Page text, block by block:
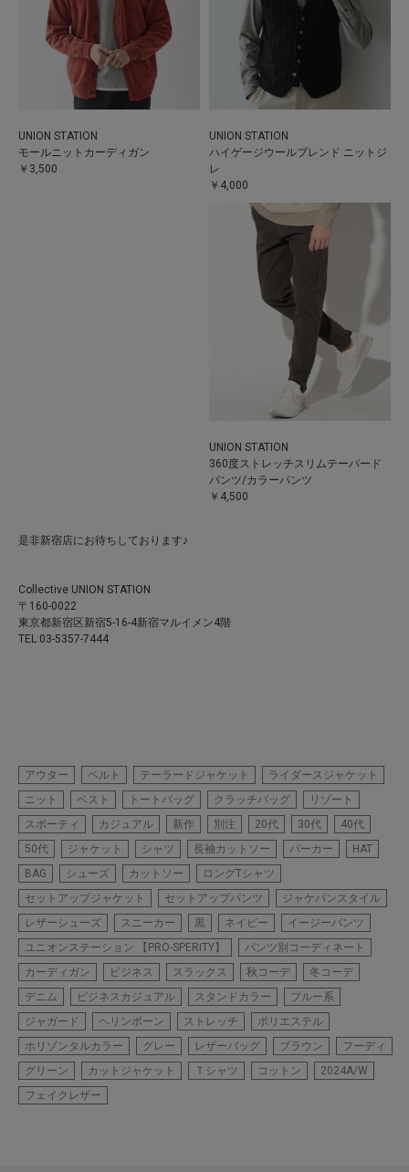
UNION STATION
モールニットカーディガン
￥3,500
UNION STATION
ハイゲージウールブレンド ニットジ
レ
￥4,000
UNION STATION
360度ストレッチスリムテーパード
パンツ/カラーパンツ
￥4,500
是非新宿店にお待ちしております♪
Collective UNION STATION
〒160-0022
東京都新宿区新宿5-16-4新宿マルイメン4階
TEL:03-5357-7444
アウター ベルト テーラードジャケット
ライダースジャケット
ニット
ベスト トートバッグ クラッチバッグ
リゾート
スポーティ
カジュアル 新作 別注 20代 30代
40代
50代
ジャケット シャツ 長袖カットソー パーカー
HAT
BAG
シューズ カットソー
ロングTシャツ
セットアップジャケット
セットアップパンツ
ジャケパンスタイル
レザーシューズ
スニーカー 黒 ネイビー
イージーパンツ
ユニオンステーション 【PRO-SPERITY】
パンツ別コーディネート
カーディガン
ビジネス スラックス 秋コーデ
冬コーデ
デニム
ビジネスカジュアル スタンドカラー
ブルー系
ジャガード
ヘリンボーン ストレッチ
ポリエステル
ホリゾンタルカラー
グレー レザーバッグ ブラウン
フーディ
グリーン
カットジャケット Ｔシャツ コットン
2024A/W
フェイクレザー